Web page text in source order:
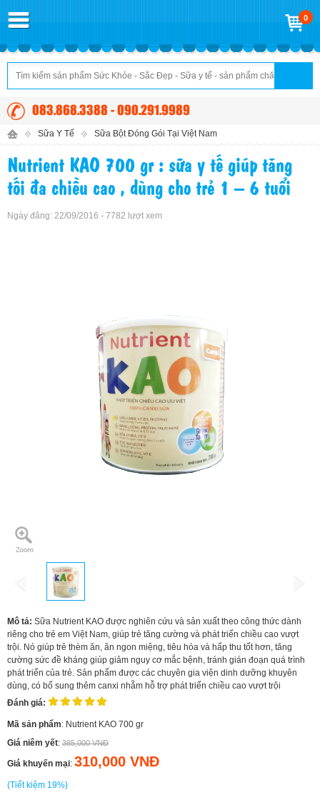
0
083.868.3388 - 090.291.9989
Sữa Y Tế Sữa Bột Đóng Gói Tại Việt Nam
Nutrient KAO 700 gr : sữa y tế giúp tăng
tối đa chiều cao , dùng cho trẻ 1 – 6 tuổi
Ngày đăng: 22/09/2016 - 7782 lượt xem
Mô tả: Sữa Nutrient KAO được nghiên cứu và sản xuất theo công thức dành
riêng cho trẻ em Việt Nam, giúp trẻ tăng cường và phát triển chiều cao vượt
trội. Nó giúp trẻ thèm ăn, ăn ngon miệng, tiêu hóa và hấp thu tốt hơn, tăng
cường sức đề kháng giúp giảm nguy cơ mắc bệnh, tránh gián đoạn quá trình
phát triển của trẻ. Sản phẩm được các chuyên gia viện dinh dưỡng khuyên
dùng, có bổ sung thêm canxi nhẵm hỗ trợ phát triển chiều cao vượt trội
Đánh giá:
Mã sản phẩm: Nutrient KAO 700 gr
Giá niêm yết: 385,000 VNĐ
Giá khuyến mại: 310,000 VNĐ
(Tiết kiệm 19%)